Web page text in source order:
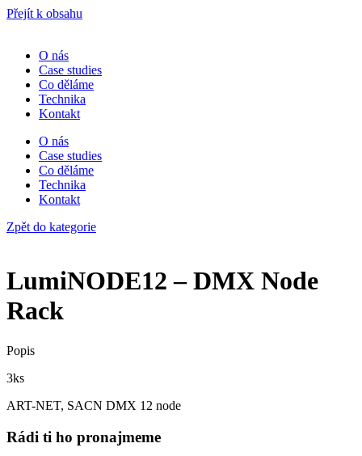
Přejít k obsahu
O nás
Case studies
Co děláme
Technika
Kontakt
O nás
Case studies
Co děláme
Technika
Kontakt
Zpět do kategorie
LumiNODE12 – DMX Node
Rack
Popis
3ks
ART-NET, SACN DMX 12 node
Rádi ti ho pronajmeme